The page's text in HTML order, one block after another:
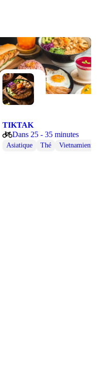
Végétarienne
TIKTAK
Dans 25 - 35 minutes
Asiatique Thé Vietnamienne